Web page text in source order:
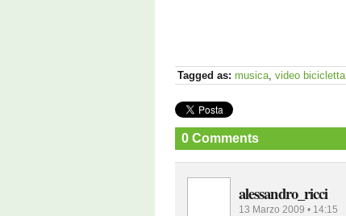
Tagged as: musica, video bicicletta
0 Comments
alessandro_ricci
13 Marzo 2009 • 14:15